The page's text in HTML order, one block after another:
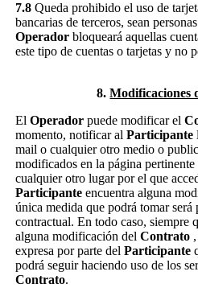
7.8 Queda prohibido el uso de
bancarias de terceros, sean
Operador bloqueará aquellas
este tipo de cuentas o tarjetas y no
8.Modificaciones
El Operadorpuede modificar el
momento, notificar al Participante
mail o cualquier otro medio o
modificados en la página pertinente
cualquier otro lugar por el que
Participante encuentra alguna
única medida que podrá tomar
contractual. En todo caso, siempre
alguna modificación del Contrato
expresa por parte del Participante
podrá seguir haciendo uso de los
Contrato.